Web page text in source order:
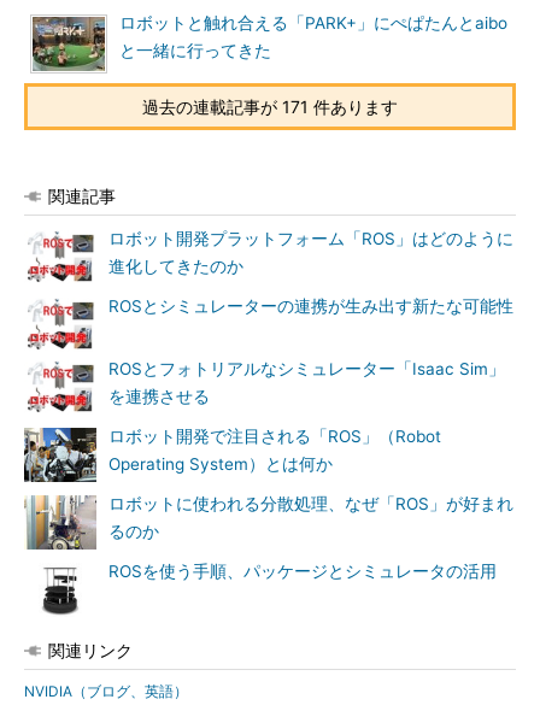
ロボットと触れ合える「PARK+」にぺぱたんとaibo
と一緒に行ってきた
過去の連載記事が 171 件あります
関連記事
ロボット開発プラットフォーム「ROS」はどのように
進化してきたのか
ROSとシミュレーターの連携が生み出す新たな可能性
ROSとフォトリアルなシミュレーター「Isaac Sim」
を連携させる
ロボット開発で注目される「ROS」（Robot
Operating System）とは何か
ロボットに使われる分散処理、なぜ「ROS」が好まれ
るのか
ROSを使う手順、パッケージとシミュレータの活用
関連リンク
NVIDIA（ブログ、英語）